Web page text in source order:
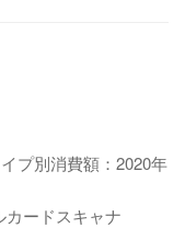
プ別消費額：2020年
ードスキャナ